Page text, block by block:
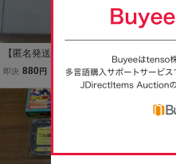
【匿名発送・追跡番号あ
り】 (熱血) くにおくん
のドッジボールだよ全員
集合 スーパーファミコ
即決 880 円
★何点でも
★ ローラー
コン サ17
即決 1,380円